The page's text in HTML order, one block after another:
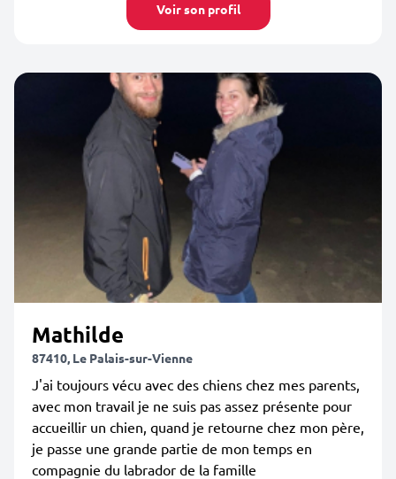
Voir son profil
Mathilde
87410, Le Palais-sur-Vienne
J'ai toujours vécu avec des chiens chez mes parents,
avec mon travail je ne suis pas assez présente pour
accueillir un chien, quand je retourne chez mon père,
je passe une grande partie de mon temps en
compagnie du labrador de la famille